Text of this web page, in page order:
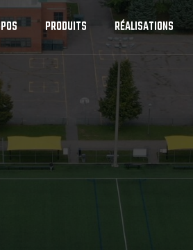
PRODUITS RÉALISATIONS